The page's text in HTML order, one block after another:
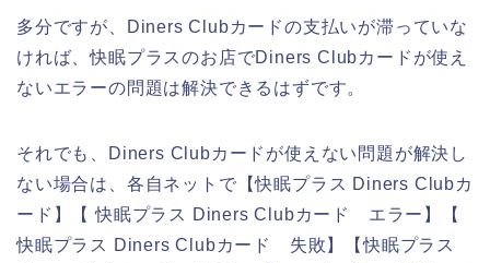
多分ですが、Diners Clubカードの支払いが滞っていな
ければ、快眠プラスのお店でDiners Clubカードが使え
ないエラーの問題は解決できるはずです。
それでも、Diners Clubカードが使えない問題が解決し
ない場合は、各自ネットで【快眠プラス Diners Clubカ
ード】【 快眠プラス Diners Clubカード エラー】【
快眠プラス Diners Clubカード 失敗】【快眠プラス